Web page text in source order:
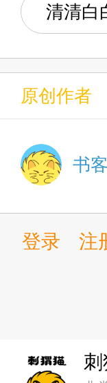
第
第
第
第
第
第
第
清清白
原创作者
书
登录 注